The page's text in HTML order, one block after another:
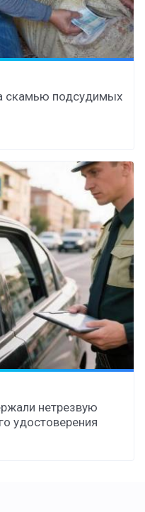
скамью подсудимых
нетрезвую
удостоверения